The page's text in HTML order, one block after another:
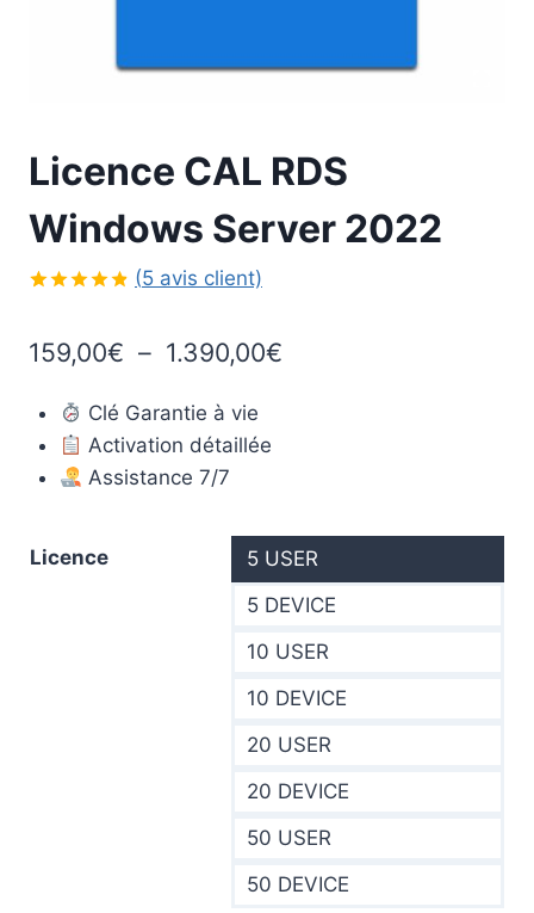
Licence CAL RDS
Windows Server 2022
sur
notations
(5 avis client)
159,00€ – 1.390,00€
1.390,00€
Clé Garantie à vie
Activation détaillée
Assistance 7/7
Licence
5 USER
5 DEVICE
10 USER
10 DEVICE
20 USER
20 DEVICE
50 USER
50 DEVICE